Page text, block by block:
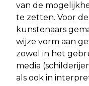
van de
te zetten. Voor
kunstenaars
wijze vorm aan
zowel in het
media
als ook in